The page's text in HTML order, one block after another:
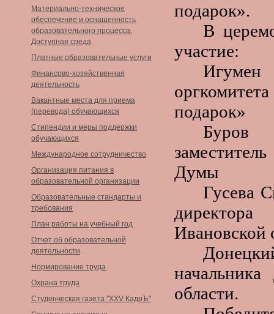
Материально-техническое
обеспечение и оснащенность
образовательного процесса.
Доступная среда
Платные образовательные услуги
Финансово-хозяйственная
деятельность
Вакантные места для приема
(перевода) обучающихся
Стипендии и меры поддержки
обучающихся
Международное сотрудничество
Организация питания в
образовательной организации
Образовательные стандарты и
требования
План работы на учебный год
Отчет об образовательной
деятельности
Нормирование труда
Охрана труда
Студенческая газета "XXV КадрЪ"
подарок».
В
участие:
Игумен
подарок»
Буров
Думы
Гусева
Ивановской
области.